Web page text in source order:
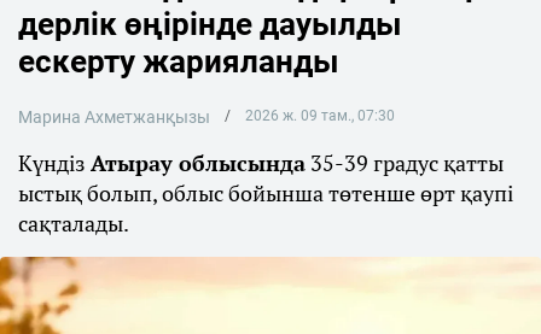
дерлік өңірінде дауылды
ескерту жарияланды
Марина Ахметжанқызы 2026 ж. 09 там., 07:30
Күндіз Атырау облысында 35-39 градус қатты
ыстық болып, облыс бойынша төтенше өрт қаупі
сақталады.